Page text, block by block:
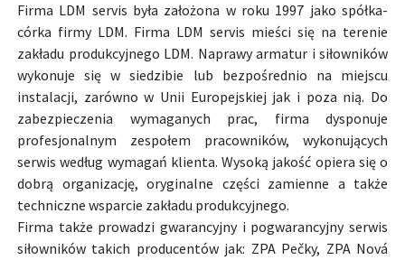
Firma LDM servis była założona w roku 1997 jako spółka-
córka firmy LDM. Firma LDM servis mieści się na terenie
zakładu produkcyjnego LDM. Naprawy armatur i siłowników
wykonuje się w siedzibie lub bezpośrednio na miejscu
instalacji, zarówno w Unii Europejskiej jak i poza nią. Do
zabezpieczenia wymaganych prac, firma dysponuje
profesjonalnym zespołem pracowników, wykonujących
serwis według wymagań klienta. Wysoką jakość opiera się o
dobrą organizację, oryginalne części zamienne a także
techniczne wsparcie zakładu produkcyjnego.
Firma także prowadzi gwarancyjny i pogwarancyjny serwis
siłowników takich producentów jak: ZPA Pečky, ZPA Nová